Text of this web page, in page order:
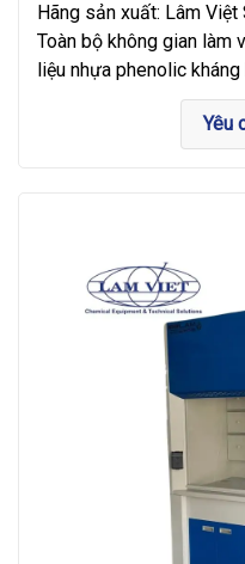
Hãng sản xuất: Lâm
Toàn bộ không gian làm
liệu nhựa phenolic
Yêu